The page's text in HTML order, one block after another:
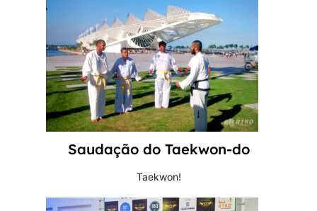
Saudação do Taekwon-do
Taekwon!